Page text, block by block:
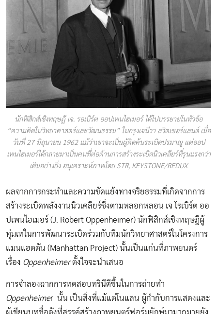
นักฟิสิกส์เชิงทฤษฎี เจ. รอเบิร์ต ออปเพนไฮเมอร์ ได้ไปบรรยายในหัวข้อ
“ความคิดในวิทยาศาสตร์และวัฒนธรรม” ในกรุงเจนีวา สวิตเซอร์แลนด์ เมื่อ
วันที่ 27 มิถุนายน 1962 แม้ว่าเขาจะเป็นผู้คิดค้นระเบิดปรมาณู แต่ออป
เพนไฮเมอร์ได้กลายมาเป็นคนที่ต่อต้านการสร้างระเบิดนิวเคลียร์ที่รุนแรงกว่า
เดิมอย่างยิ่ง อนุเคราะห์ภาพโดย STR, KEYSTONE/REDUX
ผลจากการกระทำและความขัดแย้งทางจริยธรรมที่เกิดจากการ
สร้างระเบิดพลังงานนิวเคลียร์ซึ่งตามหลอกหลอน เจ โรเบิร์ต ออ
ปเพนไฮเมอร์ (J. Robert Oppenheimer) นักฟิสิกส์เชิงทฤษฎีผู้
ทุ่มเทในการพัฒนาระเบิดร่วมกับทีมนักวิทยาศาสตร์ในโครงการ
แมนแฮตตัน (Manhattan Project) นั้นเป็นแก่นที่ภาพยนตร์
เรื่อง Oppenheimerตั้งใจจะนำเสนอ
การจำลองฉากการทดสอบทรินีตีขึ้นในการถ่ายทำ
Oppenheimer นั้น เป็นสิ่งที่แม้แต่โนแลน ผู้กำกับการแสดงและ
ผู้เขียนบทชื่อดังที่สรรค์สร้างภาพยนตร์ฟอร์มยักษ์มามากมายยัง